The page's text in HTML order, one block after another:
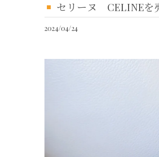
セリーヌ CELINEを
2024/04/24